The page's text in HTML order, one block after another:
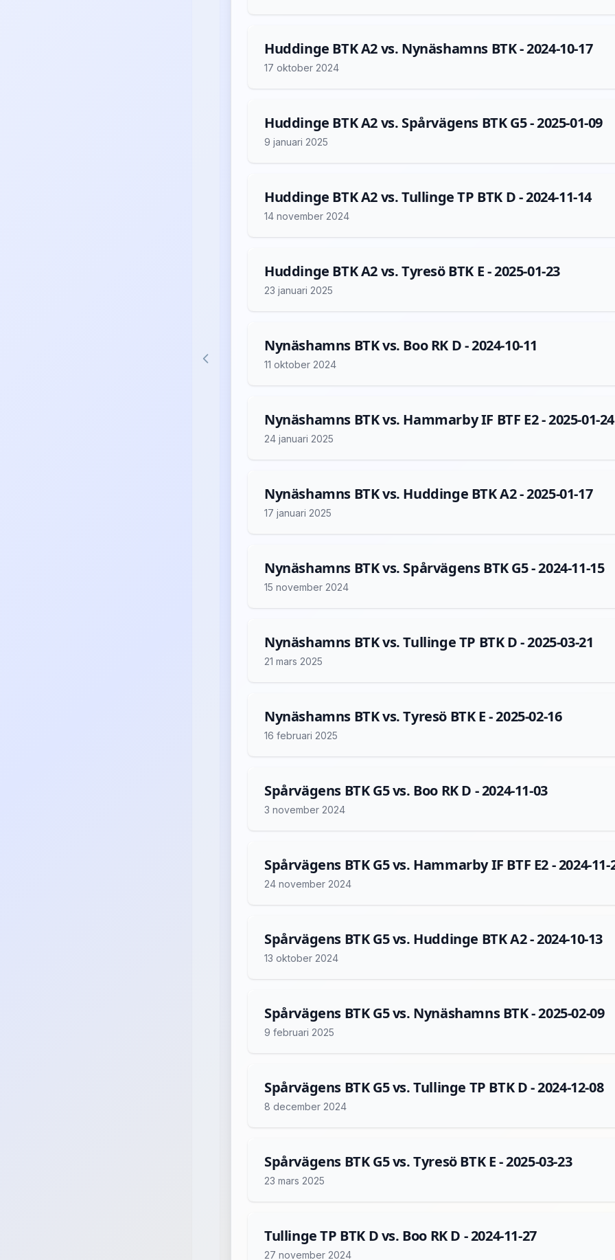
Huddinge BTK A2 vs. Nynäshamns BTK - 2024-10-17
17 oktober 2024
Huddinge BTK A2 vs. Spårvägens BTK G5 - 2025-01-09
9 januari 2025
Huddinge BTK A2 vs. Tullinge TP BTK D - 2024-11-14
14 november 2024
Huddinge BTK A2 vs. Tyresö BTK E - 2025-01-23
23 januari 2025
Nynäshamns BTK vs. Boo RK D - 2024-10-11
11 oktober 2024
Nynäshamns BTK vs. Hammarby IF BTF E2 - 2025-01-24
24 januari 2025
Nynäshamns BTK vs. Huddinge BTK A2 - 2025-01-17
17 januari 2025
Nynäshamns BTK vs. Spårvägens BTK G5 - 2024-11-15
15 november 2024
Nynäshamns BTK vs. Tullinge TP BTK D - 2025-03-21
21 mars 2025
Nynäshamns BTK vs. Tyresö BTK E - 2025-02-16
16 februari 2025
Spårvägens BTK G5 vs. Boo RK D - 2024-11-03
3 november 2024
Spårvägens BTK G5 vs. Hammarby IF BTF E2 - 2024-11-
24 november 2024
Spårvägens BTK G5 vs. Huddinge BTK A2 - 2024-10-13
13 oktober 2024
Spårvägens BTK G5 vs. Nynäshamns BTK - 2025-02-09
9 februari 2025
Spårvägens BTK G5 vs. Tullinge TP BTK D - 2024-12-08
8 december 2024
Spårvägens BTK G5 vs. Tyresö BTK E - 2025-03-23
23 mars 2025
Tullinge TP BTK D vs. Boo RK D - 2024-11-27
27 november 2024